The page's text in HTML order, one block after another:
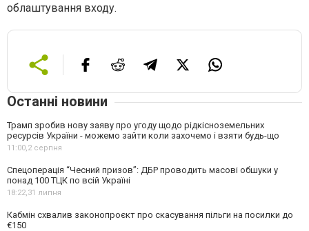
облаштування входу.
Останні новини
Трамп зробив нову заяву про угоду щодо рідкісноземельних
ресурсів України - можемо зайти коли захочемо і взяти будь-що
11:00,2 серпня
Спецоперація “Чесний призов”: ДБР проводить масові обшуки у
понад 100 ТЦК по всій Україні
18:22,31 липня
Кабмін схвалив законопроєкт про скасування пільги на посилки до
€150